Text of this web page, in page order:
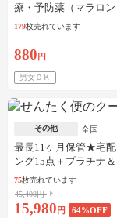
療・予防薬（マラロ
診料・送料込／30枚可
179枚売れています
880 円
男女ＯＫ
その他 全国
最長11ヶ月保管★宅配
ング15点＋プラチナ
加工
75枚売れています
45,408円
15,980 円 64%OFF